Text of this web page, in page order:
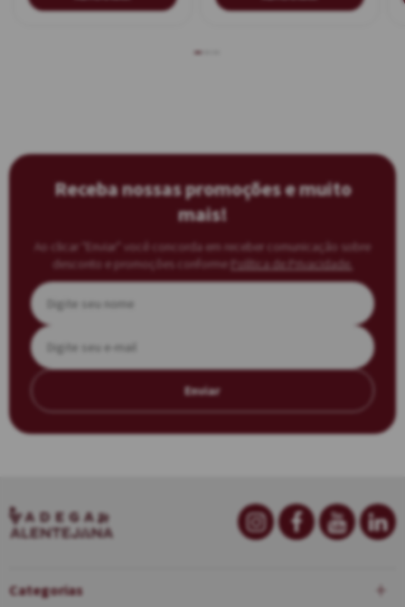
Receba nossas promoções e muito
mais!
Ao clicar “Enviar” você concorda em receber comunicação sobre
desconto e promoções conforme
Política de Privacidade.
Enviar
Categorias